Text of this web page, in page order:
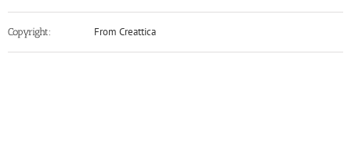
Copyright: From Creattica